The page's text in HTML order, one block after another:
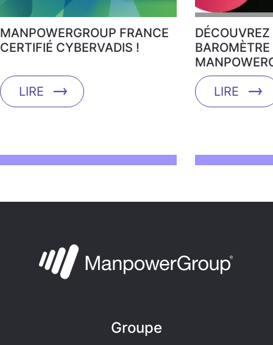
MANPOWERGROUP FRANCE
CERTIFIÉ CYBERVADIS !
LIRE
DÉCOUVREZ
LIRE
Groupe